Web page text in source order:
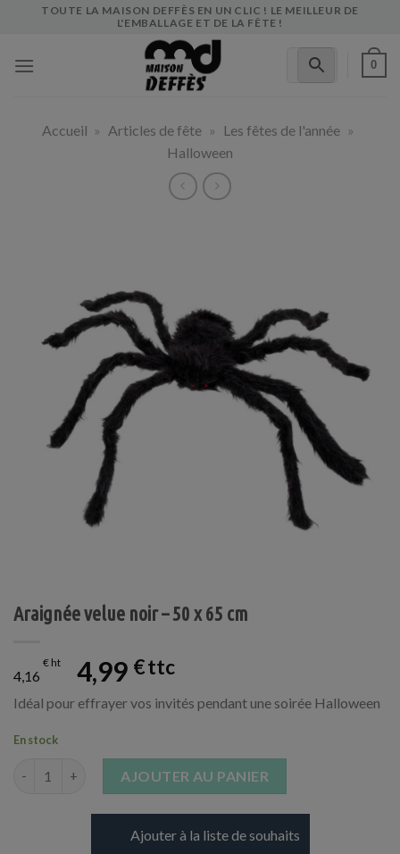
TOUTE LA MAISON DEFFÈS EN UN CLIC ! LE MEILLEUR DE
L'EMBALLAGE ET DE LA FÊTE !
0
Accueil » Articles de fête » Les fêtes de l'année »
Halloween
Araignée velue noir – 50 x 65 cm
4,16
€ 4,99 €
Idéal pour effrayer vos invités pendant une soirée Halloween
En stock
AJOUTER AU PANIER
Ajouter à la liste de souhaits